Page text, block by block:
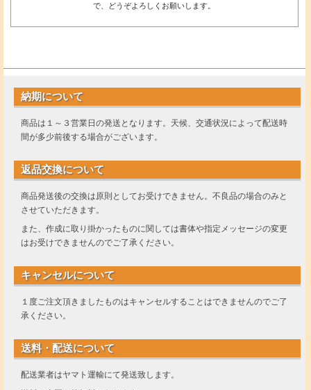
で、どうぞよろしくお願いします。
納期について
商品は１～３営業日の発送となります。天候、交通状況によって配送時
間が多少前後する場合がございます。
返品交換について
商品発送後の交換は原則としてお受けできません。不良品の場合のみと
させていただきます。
また、作成に取り掛かったものに関しては書体や指定メッセージの変更
はお受けできませんのでご了承ください。
キャンセルについて
１度ご注文頂きましたものはキャンセルすることはできませんのでご了
承ください。
送料・配送について
配送業者はヤマト運輸にて発送致します。